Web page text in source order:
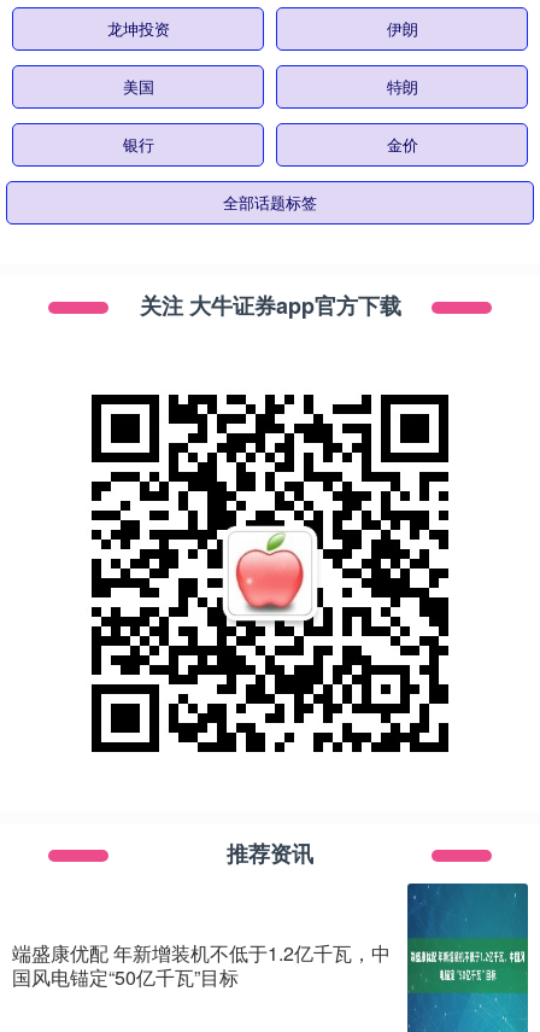
龙坤投资 伊朗
美国 特朗
银行 金价
全部话题标签
关注 大牛证券app官方下载
推荐资讯
端盛康优配 年新增装机不低于1.2亿千瓦，中
国风电锚定“50亿千瓦”目标